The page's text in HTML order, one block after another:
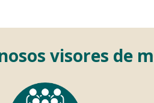
visores de